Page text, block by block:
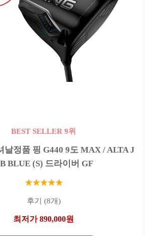
BEST SELLER 9위
날정품 핑 G440 9도 MAX / ALTA J
BLUE (S) 드라이버 GF
★★★★★
후기 (8개)
최저가 890,000원